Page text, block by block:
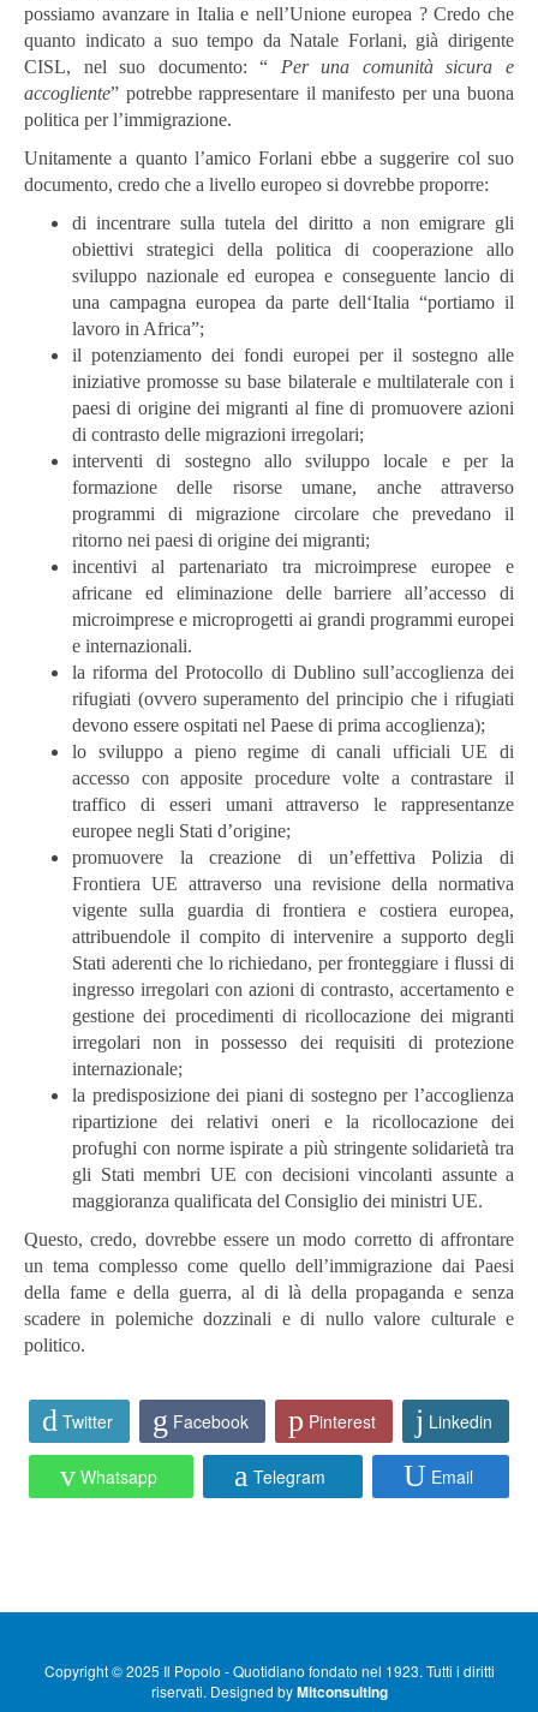
possiamo avanzare in Italia e nell’Unione europea ? Credo che
quanto indicato a suo tempo da Natale Forlani, già dirigente
CISL, nel suo documento: “ Per una comunità sicura e
accogliente” potrebbe rappresentare il manifesto per una buona
politica per l’immigrazione.
Unitamente a quanto l’amico Forlani ebbe a suggerire col suo
documento, credo che a livello europeo si dovrebbe proporre:
di incentrare sulla tutela del diritto a non emigrare gli
obiettivi strategici della politica di cooperazione allo
sviluppo nazionale ed europea e conseguente lancio di
una campagna europea da parte dell‘Italia “portiamo il
lavoro in Africa”;
il potenziamento dei fondi europei per il sostegno alle
iniziative promosse su base bilaterale e multilaterale con i
paesi di origine dei migranti al fine di promuovere azioni
di contrasto delle migrazioni irregolari;
interventi di sostegno allo sviluppo locale e per la
formazione delle risorse umane, anche attraverso
programmi di migrazione circolare che prevedano il
ritorno nei paesi di origine dei migranti;
incentivi al partenariato tra microimprese europee e
africane ed eliminazione delle barriere all’accesso di
microimprese e microprogetti ai grandi programmi europei
e internazionali.
la riforma del Protocollo di Dublino sull’accoglienza dei
rifugiati (ovvero superamento del principio che i rifugiati
devono essere ospitati nel Paese di prima accoglienza);
lo sviluppo a pieno regime di canali ufficiali UE di
accesso con apposite procedure volte a contrastare il
traffico di esseri umani attraverso le rappresentanze
europee negli Stati d’origine;
promuovere la creazione di un’effettiva Polizia di
Frontiera UE attraverso una revisione della normativa
vigente sulla guardia di frontiera e costiera europea,
attribuendole il compito di intervenire a supporto degli
Stati aderenti che lo richiedano, per fronteggiare i flussi di
ingresso irregolari con azioni di contrasto, accertamento e
gestione dei procedimenti di ricollocazione dei migranti
irregolari non in possesso dei requisiti di protezione
internazionale;
la predisposizione dei piani di sostegno per l’accoglienza
ripartizione dei relativi oneri e la ricollocazione dei
profughi con norme ispirate a più stringente solidarietà tra
gli Stati membri UE con decisioni vincolanti assunte a
maggioranza qualificata del Consiglio dei ministri UE.
Questo, credo, dovrebbe essere un modo corretto di affrontare
un tema complesso come quello dell’immigrazione dai Paesi
della fame e della guerra, al di là della propaganda e senza
scadere in polemiche dozzinali e di nullo valore culturale e
politico.
Twitter Facebook Pinterest Linkedin
Whatsapp Telegram Email
Copyright © 2025 Il Popolo - Quotidiano fondato nel 1923. Tutti i diritti
riservati. Designed byMitconsulting